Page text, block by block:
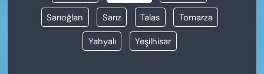
Sarıoğlan Sarız Talas Tomarza
Yahyalı Yeşilhisar